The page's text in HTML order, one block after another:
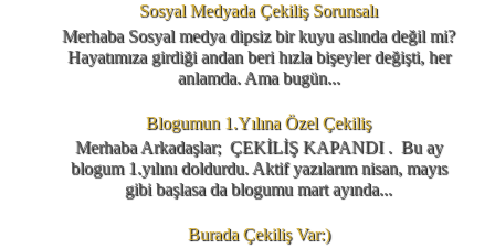
Sosyal Medyada Çekiliş Sorunsalı
Merhaba Sosyal medya dipsiz bir kuyu aslında değil mi?
Hayatımıza girdiği andan beri hızla bişeyler değişti, her
anlamda. Ama bugün...
Blogumun 1.Yılına Özel Çekiliş
Merhaba Arkadaşlar; ÇEKİLİŞ KAPANDI . Bu ay
blogum 1.yılını doldurdu. Aktif yazılarım nisan, mayıs
gibi başlasa da blogumu mart ayında...
Burada Çekiliş Var:)